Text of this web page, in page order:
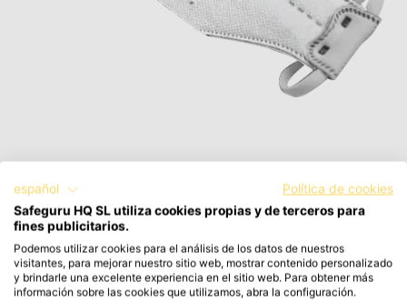
JSP Safety
21,03 €
25,45 € con IVA
español
Política de cookies
Safeguru HQ SL utiliza cookies propias y de terceros para
fines publicitarios.
Podemos utilizar cookies para el análisis de los datos de nuestros
visitantes, para mejorar nuestro sitio web, mostrar contenido personalizado
y brindarle una excelente experiencia en el sitio web. Para obtener más
información sobre las cookies que utilizamos, abra la configuración.